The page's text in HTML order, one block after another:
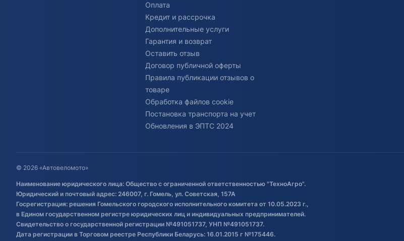
Оплата
Кредит и рассрочка
Дополнительные услуги
Гарантия и возврат
Оставить отзыв
Договор публичной оферты
Правила публикации отзывов о
товаре
Обработка файлов cookie
Постановка транспорта на учет
Обновления в ЭПТС 2024
© 2026 «Автовеломото»
Наименование юридического лица: Общество с ограниченной ответственностью "ТехноАгро".
Юридический и почтовый адрес: 246007, г. Гомель, ул. Советская, 157А
Госрегистрация: решения Гомельского городского исполнительного комитета от 10.05.2023 г.,
в Едином государственном регистре юридических лиц и индивидуальных предпринимателей.
Свидетельство о государственной регистрации №491051737, УНП №491051737.
Дата регистрации в Торговом реестре Республики Беларусь: 16.01.2015 г №175446.